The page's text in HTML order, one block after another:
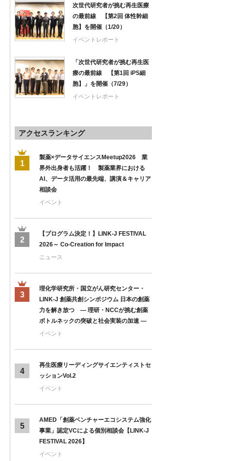
次世代研究者が挑む再生医療
の最前線 【第2回 体性幹細
胞】を開催（1/20）
イベントレポート
「次世代研究者が挑む再生医
療の最前線 【第1回 iPS細
胞】」を開催（7/29）
イベントレポート
アクセスランキング
1
製薬×データサイエンスMeetup2026 業
界外出身者も活躍！ 製薬業界における
AI、データ活用の最先端、講演＆キャリア
相談会
イベント
2
【プログラム決定！】LINK-J FESTIVAL
2026～ Co-Creation for Impact
ニュース
3
理化学研究所・国立がん研究センター・
LINK-J 創薬共創シンポジウム 日本の創薬
力を解き放つ ― 理研・NCCが挑む創薬
ボトルネックの突破と社会実装の加速 ―
イベント
4
再生医療リーディングサイエンティストセ
ッションVol.2
イベント
5
AMED「創薬ベンチャーエコシステム強化
事業」認定VCによる個別相談会【LINK-J
FESTIVAL 2026】
イベント